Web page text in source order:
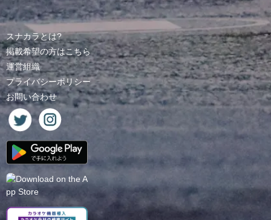
スナカラとは?
掲載希望の方はこちら
運営組織
プライバシーポリシー
お問い合わせ